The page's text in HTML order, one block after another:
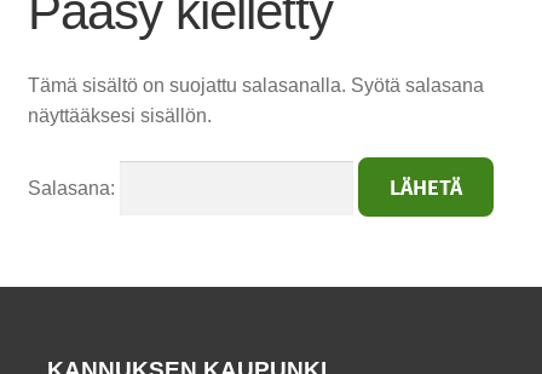
Pääsy kielletty
Tämä sisältö on suojattu salasanalla. Syötä salasana
näyttääksesi sisällön.
Salasana: